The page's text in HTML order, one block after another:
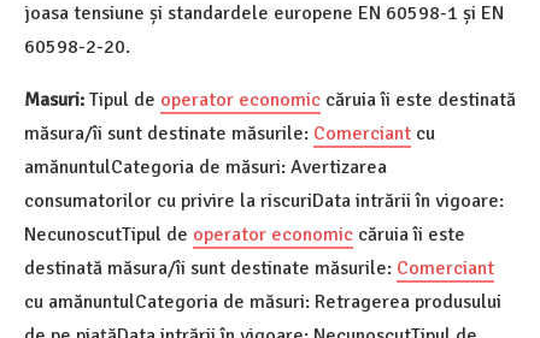
joasa tensiune și standardele europene EN 60598-1 și EN
60598-2-20.
Masuri: Tipul de operator economic căruia îi este destinată
măsura/îi sunt destinate măsurile: Comerciant cu
amănuntulCategoria de măsuri: Avertizarea
consumatorilor cu privire la riscuriData intrării în vigoare:
NecunoscutTipul de operator economic căruia îi este
destinată măsura/îi sunt destinate măsurile: Comerciant
cu amănuntulCategoria de măsuri: Retragerea produsului